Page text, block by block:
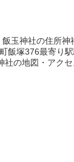
玉神社の住所神
飯塚376最寄り
社の地図・アクセ